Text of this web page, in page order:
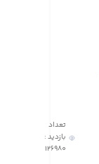
تعداد
بازدید :
126980